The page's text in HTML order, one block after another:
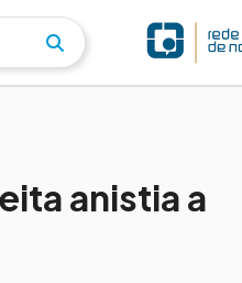
anistia a